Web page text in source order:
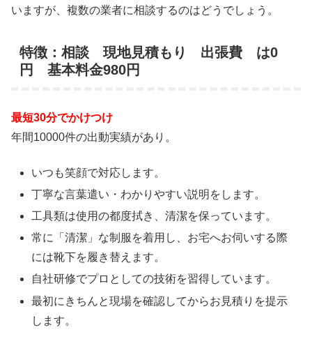
いますが、複数の業者に相談するのはどうでしょう。
特徴：相談 現地見積もり 出張費 は0
円 基本料金980円
最短30分でかけつけ
年間10000件の出動実績があり。
いつも笑顔で対応します。
丁寧な言葉遣い・わかりやすい説明をします。
工具類は使用の都度拭き、清潔を保っています。
常に「清潔」な制服を着用し、お宅へお伺いする際
には靴下を履き替えます。
自社研修でプロとしての技術を習得しています。
最初にきちんと現場を確認してからお見積りを提示
します。